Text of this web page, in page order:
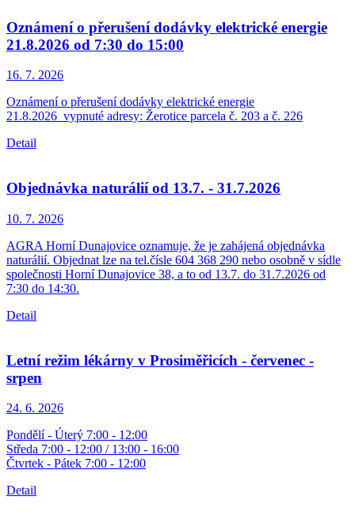
Oznámení o přerušení dodávky elektrické energie
21.8.2026 od 7:30 do 15:00
16. 7. 2026
Oznámení o přerušení dodávky elektrické energie
21.8.2026_vypnuté adresy: Žerotice parcela č. 203 a č. 226
Detail
Objednávka naturálií od 13.7. - 31.7.2026
10. 7. 2026
AGRA Horní Dunajovice oznamuje, že je zahájená objednávka
naturálií. Objednat lze na tel.čísle 604 368 290 nebo osobně v sídle
společnosti Horní Dunajovice 38, a to od 13.7. do 31.7.2026 od
7:30 do 14:30.
Detail
Letní režim lékárny v Prosiměřicích - červenec -
srpen
24. 6. 2026
Pondělí - Úterý 7:00 - 12:00
Středa 7:00 - 12:00 / 13:00 - 16:00
Čtvrtek - Pátek 7:00 - 12:00
Detail